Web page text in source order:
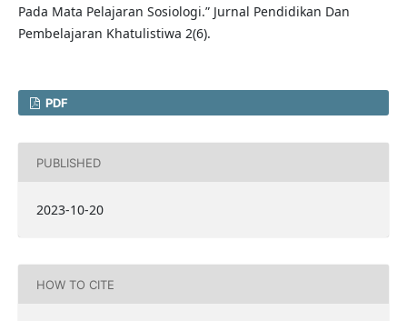
Pada Mata Pelajaran Sosiologi.” Jurnal Pendidikan Dan
Pembelajaran Khatulistiwa 2(6).
PDF
PUBLISHED
2023-10-20
HOW TO CITE